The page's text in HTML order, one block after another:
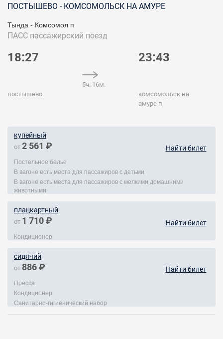
ПОСТЫШЕВО - КОМСОМОЛЬСК НА АМУРЕ
Тында - Комсомол п
ПАСС пассажирский поезд
18:27
постышево
5ч. 16м.
23:43
комсомольск на
амуре п
купейный
от 2 561 ₽ Найти билет
Постельное белье
В вагоне есть места для пассажиров с детьми
В вагоне есть места для пассажиров с мелкими домашними
животными
плацкартный
от 1 710 ₽ Найти билет
Кондиционер
сидячий
от 886 ₽ Найти билет
Пресса
Кондиционер
Санитарно-гигиенический набор